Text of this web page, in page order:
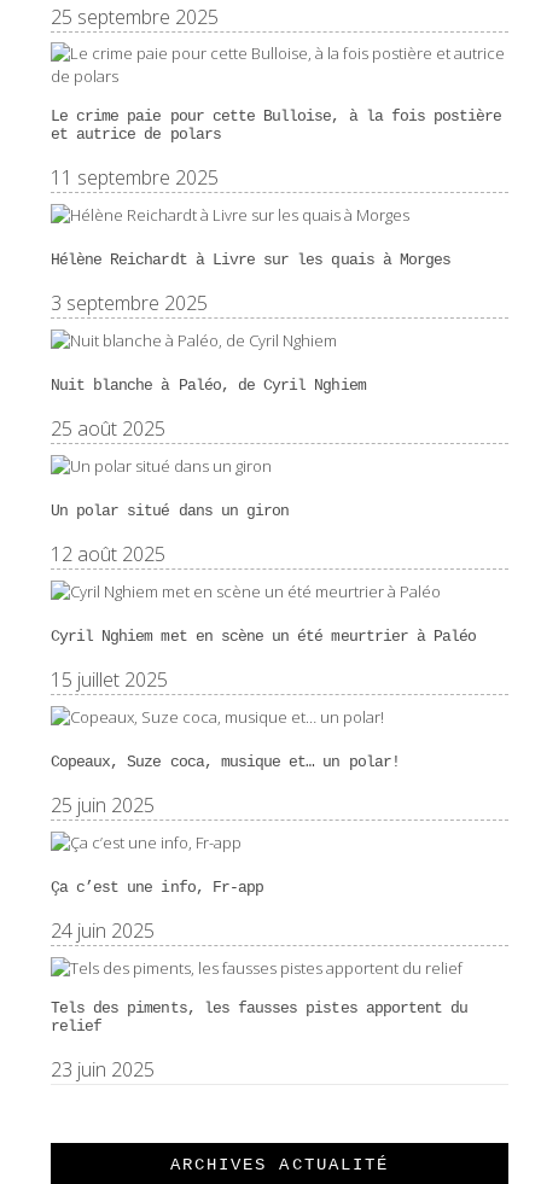
25 septembre 2025
Le crime paie pour cette Bulloise, à la fois postière
et autrice de polars
11 septembre 2025
Hélène Reichardt à Livre sur les quais à Morges
3 septembre 2025
Nuit blanche à Paléo, de Cyril Nghiem
25 août 2025
Un polar situé dans un giron
12 août 2025
Cyril Nghiem met en scène un été meurtrier à Paléo
15 juillet 2025
Copeaux, Suze coca, musique et… un polar!
25 juin 2025
Ça c’est une info, Fr-app
24 juin 2025
Tels des piments, les fausses pistes apportent du
relief
23 juin 2025
ARCHIVES ACTUALITÉ